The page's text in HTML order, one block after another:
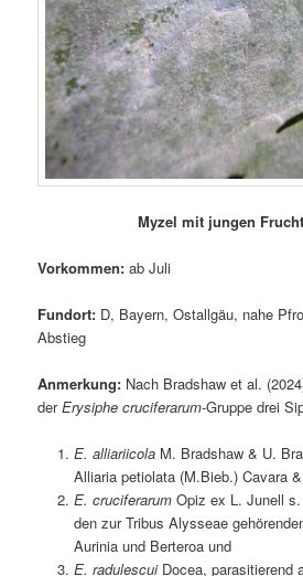
Myzel mit jungen
Vorkommen: ab Juli
Fundort: D, Bayern, Ostallgäu, nahe
Abstieg
Anmerkung: Nach Bradshaw et al.
derErysiphe cruciferarum-Gruppe drei
E. alliariicolaM. Bradshaw & U.
Alliaria petiolata (M.Bieb.) Cavara
E. cruciferarumOpiz ex L. Junell s.
den zur Tribus Alysseae
Aurinia und Berteroa und
E. radulescuiDocea, parasitierend